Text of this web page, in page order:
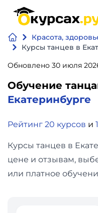
Красота,
Курсы танцев в
Обновлено 30 июля
Обучение
Екатеринбурге
Рейтинг 20 курсов и
Курсы танцев в
цене и отзывам,
или платное
и ИИ
Бизнес
финансы
Дизайн